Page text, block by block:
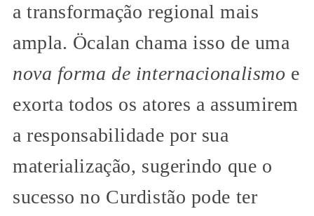
a transformação regional mais
ampla. Öcalan chama isso de uma
nova forma de internacionalismo e
exorta todos os atores a assumirem
a responsabilidade por sua
materialização, sugerindo que o
sucesso no Curdistão pode ter